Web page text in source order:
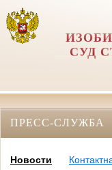
СУД
ПРЕСС-СЛУЖБА
Новости